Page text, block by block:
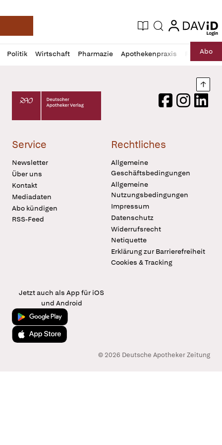
Deutsche Apotheker Zeitung
Aktuelle Ausgabe
Suche login
login
Politik Wirtschaft Pharmazie Apothekenpraxis RechtAbo
Profil
öffnen
Daz
Pur
Deutscher Apotheker Verlag Logo
FacebookInstagram
Service
Newsletter
Über uns
Kontakt
Mediadaten
Abo kündigen
RSS-Feed
Rechtliches
Allgemeine
Geschäftsbedingungen
Allgemeine
Nutzungsbedingungen
Impressum
Datenschutz
Widerrufsrecht
Netiquette
Erklärung zur Barrierefreiheit
Cookies & Tracking
Jetzt auch als App für iOS
und Android
Jetzt bei Google Play
Laden im App Store
© 2026 Deutsche Apotheker Zeitung